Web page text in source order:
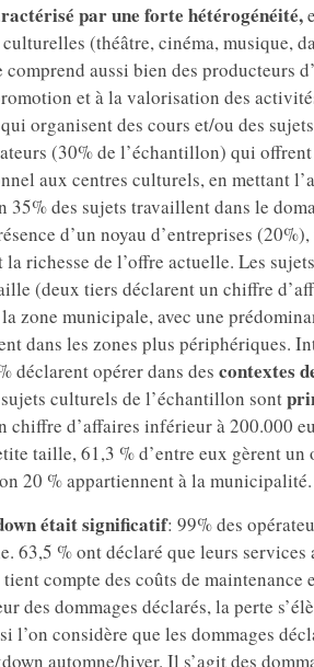
par une forte hétérogénéité,
(théâtre, cinéma, musique,
aussi bien des producteurs
et à la valorisation des
organisent des cours et/ou des
(30% de l’échantillon) qui
aux centres culturels, en mettant
des sujets travaillent dans le
d’un noyau d’entreprises (20%),
richesse de l’offre actuelle. Les
(deux tiers déclarent un chiffre
zone municipale, avec une
dans les zones plus périphériques.
déclarent opérer dans des contextes
culturels de l’échantillon sont
chiffre d’affaires inférieur à 200.000
taille, 61,3 % d’entre eux gèrent un
20 % appartiennent à la municipalité.
était significatif: 99% des
63,5 % ont déclaré que leurs
compte des coûts de maintenance
des dommages déclarés, la perte
si l’on considère que les dommages
automne/hiver. Il s’agit des